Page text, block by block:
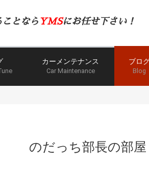
となら YMSにお任せ下さい！
カーメンテナンス
Car Maintenance
ブロ
Blog
のだっち部長の部屋